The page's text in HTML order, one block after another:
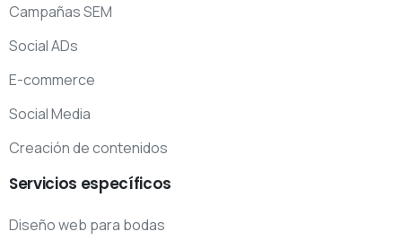
Campañas SEM
Social ADs
E-commerce
Social Media
Creación de contenidos
Servicios específicos
Diseño web para bodas